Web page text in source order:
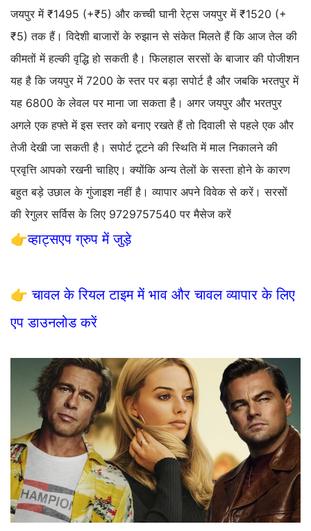
जयपुर में ₹1495 (+₹5) और कच्ची घानी रेट्स जयपुर में ₹1520 (+
₹5) तक हैं। विदेशी बाजारों के रुझान से संकेत मिलते हैं कि आज तेल की
कीमतों में हल्की वृद्धि हो सकती है। फिलहाल सरसों के बाजार की पोजीशन
यह है कि जयपुर में 7200 के स्तर पर बड़ा सपोर्ट है और जबकि भरतपुर में
यह 6800 के लेवल पर माना जा सकता है। अगर जयपुर और भरतपुर
अगले एक हफ्ते में इस स्तर को बनाए रखते हैं तो दिवाली से पहले एक और
तेजी देखी जा सकती है। सपोर्ट टूटने की स्थिति में माल निकालने की
प्रवृत्ति आपको रखनी चाहिए। क्योंकि अन्य तेलों के सस्ता होने के कारण
बहुत बड़े उछाल के गुंजाइश नहीं है। व्यापार अपने विवेक से करें। सरसों
की रेगुलर सर्विस के लिए 9729757540 पर मैसेज करें
👉व्हाट्सएप ग्रुप में जुड़े
👉चावल के रियल टाइम में भाव और चावल व्यापार के लिए
एप डाउनलोड करें